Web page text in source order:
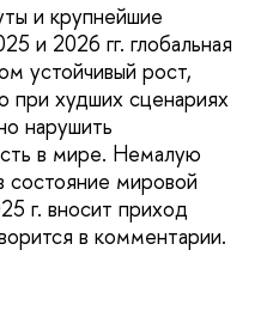
и крупнейшие
и 2026 гг. глобальная
устойчивый рост,
при худших сценариях
нарушить
в мире. Немалую
мировой
г. вносит приход
в комментарии.